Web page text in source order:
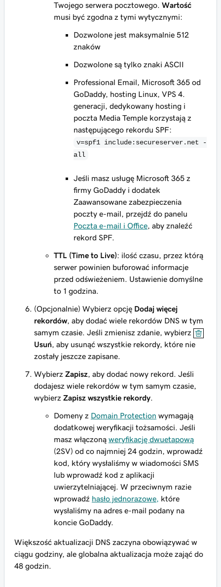
Twojego serwera pocztowego. Wartość
musi być zgodna z tymi wytycznymi:
Dozwolone jest maksymalnie 512
znaków
Dozwolone są tylko znaki ASCII
Professional Email, Microsoft 365 od
GoDaddy, hosting Linux, VPS 4.
generacji, dedykowany hosting i
poczta Media Temple korzystają z
następującego rekordu SPF:
v=spf1 include:secureserver.net -
all
Jeśli masz usługę Microsoft 365 z
firmy GoDaddy i dodatek
Zaawansowane zabezpieczenia
poczty e-mail, przejdź do panelu
Poczta e-mail i Office , aby znaleźć
rekord SPF.
TTL (Time to Live): ilość czasu, przez którą
serwer powinien buforować informacje
przed odświeżeniem. Ustawienie domyślne
to 1 godzina.
(Opcjonalnie) Wybierz opcję Dodaj więcej
rekordów, aby dodać wiele rekordów DNS w tym
samym czasie. Jeśli zmienisz zdanie, wybierz
Usuń , aby usunąć wszystkie rekordy, które nie
zostały jeszcze zapisane.
Wybierz Zapisz , aby dodać nowy rekord. Jeśli
dodajesz wiele rekordów w tym samym czasie,
wybierz Zapisz wszystkie rekordy
Domeny z Domain Protection wymagają
dodatkowej weryfikacji tożsamości. Jeśli
masz włączoną weryfikację dwuetapową
(2SV) od co najmniej 24 godzin, wprowadź
kod, który wysłaliśmy w wiadomości SMS
lub wprowadź kod z aplikacji
uwierzytelniającej. W przeciwnym razie
wprowadź hasło jednorazowe,
które
wysłaliśmy na adres e-mail podany na
koncie GoDaddy.
Większość aktualizacji DNS zaczyna obowiązywać w
ciągu godziny, ale globalna aktualizacja może zająć do
48 godzin.